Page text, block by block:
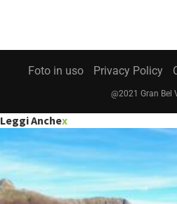
Foto in uso Privacy Policy
@2021 Gran Bel
Leggi Anchex